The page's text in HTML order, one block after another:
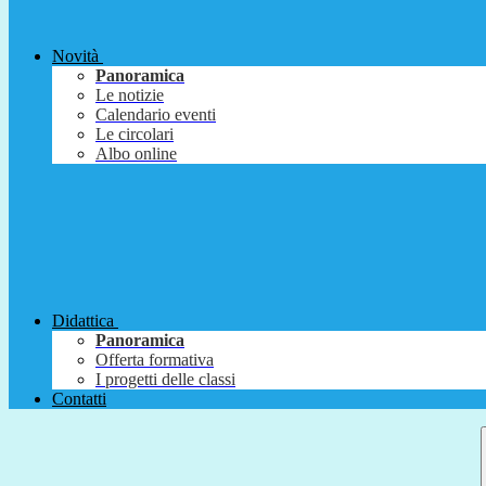
Novità
Panoramica
Le notizie
Calendario eventi
Le circolari
Albo online
Didattica
Panoramica
Offerta formativa
I progetti delle classi
Contatti